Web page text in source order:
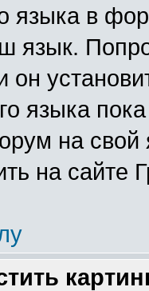
языка в
язык.
языка
на
на сайте